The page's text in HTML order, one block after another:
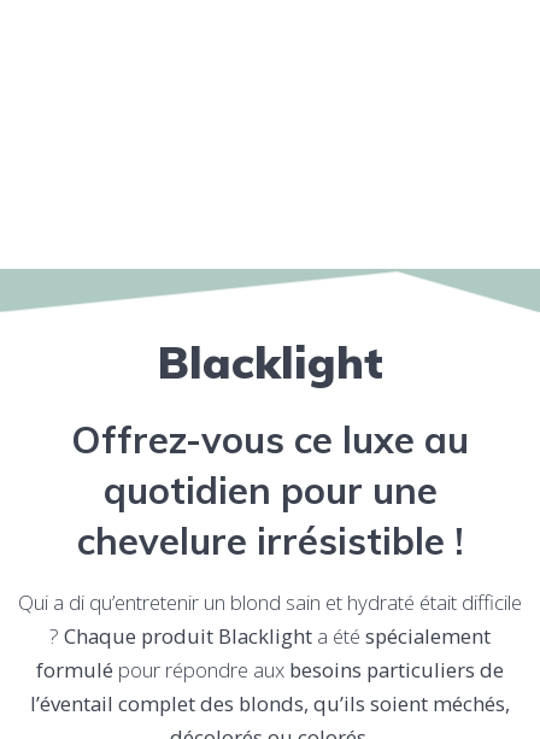
Blacklight
Offrez-vous ce luxe au
quotidien pour une
chevelure irrésistible !
Qui a di qu’entretenir un blond sain et hydraté était difficile
? Chaque produit Blacklight a été spécialement
formulé pour répondre aux besoins particuliers de
l’éventail complet des blonds, qu’ils soient méchés,